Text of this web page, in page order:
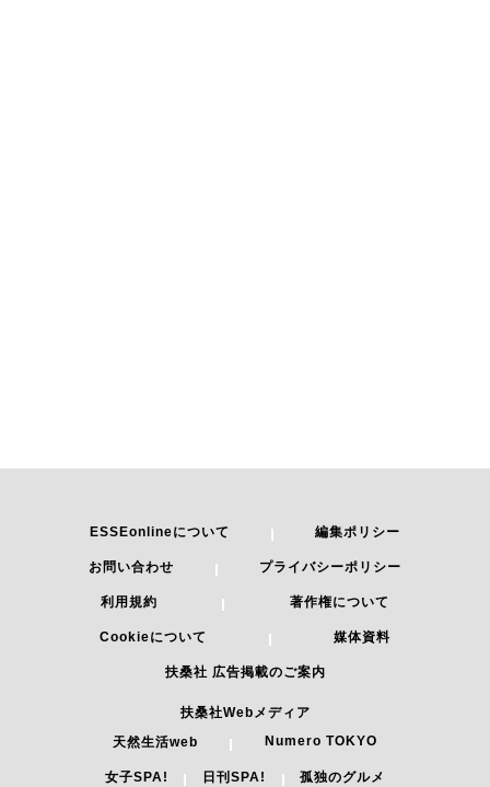
ESSEonlineについて
お問い合わせ プライバシーポリシー
利用規約 著作権について